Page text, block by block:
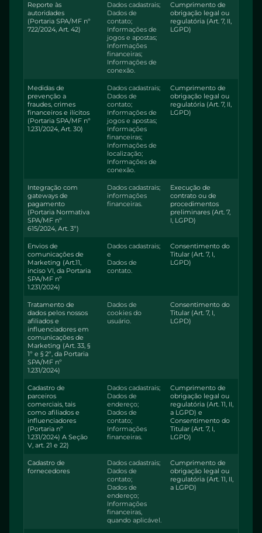
Reporte às
autoridades
(Portaria SPA/MF nº
722/2024, Art. 42)
Dados cadastrais;
Dados de
contato;
Informações de
jogos e apostas;
Informações
financeiras;
Informações de
conexão.
Cumprimento de
obrigação legal ou
regulatória (Art. 7, II,
LGPD)
Medidas de
prevenção a
fraudes, crimes
financeiros e ilícitos
(Portaria SPA/MF nº
1.231/2024, Art. 30)
Dados cadastrais;
Dados de
contato;
Informações de
jogos e apostas;
Informações
financeiras;
Informações de
localização;
Informações de
conexão.
Cumprimento de
obrigação legal ou
regulatória (Art. 7, II,
LGPD)
Integração com
gateways de
pagamento
(Portaria Normativa
SPA/MF nº
615/2024, Art. 3º)
Dados cadastrais;
informações
financeiras.
Execução de
contrato ou de
procedimentos
preliminares (Art. 7,
I, LGPD)
Envios de
comunicações de
Marketing (Art.11,
inciso VI, da Portaria
SPA/MF nº
1.231/2024)
Dados cadastrais;
e
Dados de
contato.
Consentimento do
Titular (Art. 7, I,
LGPD)
Tratamento de
dados pelos nossos
afiliados e
influenciadores em
comunicações de
Marketing (Art. 33, §
1º e § 2º, da Portaria
SPA/MF nº
1.231/2024)
Dados de
cookies do
usuário.
Consentimento do
Titular (Art. 7, I,
LGPD)
Cadastro de
parceiros
comerciais, tais
como afiliados e
influenciadores
(Portaria nº
1.231/2024) A Seção
V, art. 21 e 22)
Dados cadastrais;
Dados de
endereço;
Dados de
contato;
Informações
financeiras.
Cumprimento de
obrigação legal ou
regulatória (Art. 11, II,
a LGPD) e
Consentimento do
Titular (Art. 7, I,
LGPD)
Cadastro de
fornecedores
Dados cadastrais;
Dados de
contato;
Dados de
endereço;
Informações
financeiras,
quando aplicável.
Cumprimento de
obrigação legal ou
regulatória (Art. 11, II,
a LGPD)